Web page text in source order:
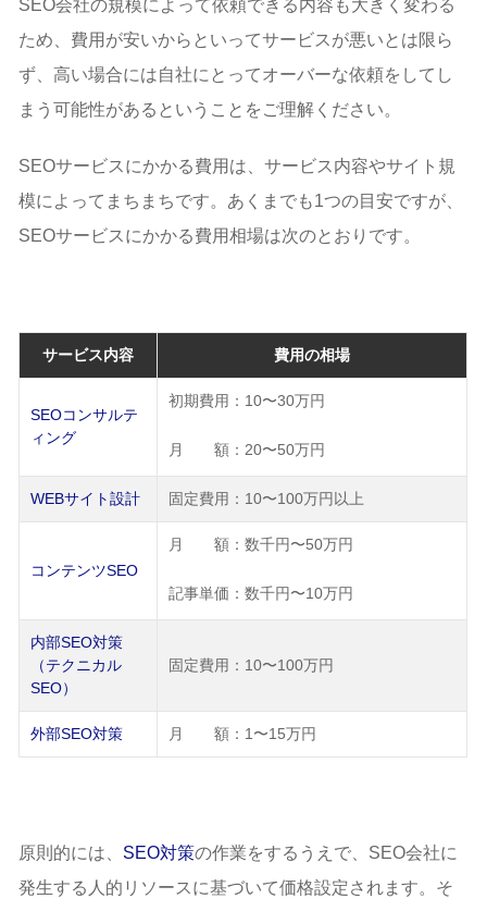
SEO会社の規模によって依頼できる内容も大きく変わる
ため、費用が安いからといってサービスが悪いとは限ら
ず、高い場合には自社にとってオーバーな依頼をしてし
まう可能性があるということをご理解ください。
SEOサービスにかかる費用は、サービス内容やサイト規
模によってまちまちです。あくまでも1つの目安ですが、
SEOサービスにかかる費用相場は次のとおりです。
サービス内容 費用の相場
SEOコンサルテ
ィング
初期費用：10〜30万円
月 額：20〜50万円
WEBサイト設計 固定費用：10〜100万円以上
コンテンツSEO
月 額：数千円〜50万円
記事単価：数千円〜10万円
内部SEO対策
（テクニカル
SEO）
固定費用：10〜100万円
外部SEO対策 月 額：1〜15万円
原則的には、 SEO対策の作業をするうえで、SEO会社に
発生する人的リソースに基づいて価格設定されます。そ